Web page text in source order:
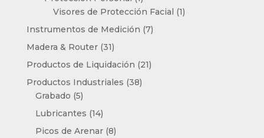
producto
Visores de Protección Facial 11
Instrumentos de Medición 77
Madera & Router 3131
productos
Productos de Liquidación 2121
Productos Industriales 3838
Grabado 55
productos
Lubricantes 1414
productos
Picos de Arenar 88